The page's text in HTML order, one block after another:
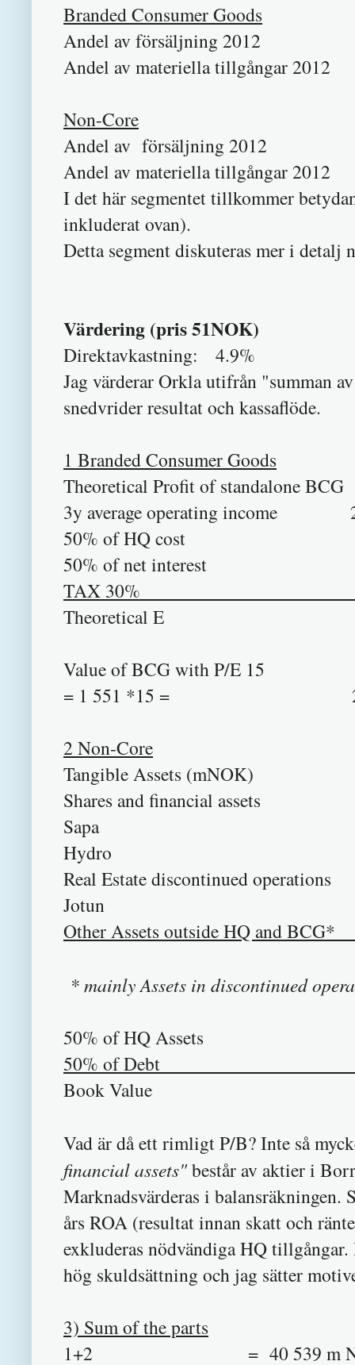
Branded Consumer Goods
Andel av försäljning
Andel av materiella tillgångar
Non-Core
Andel av försäljning
Andel av materiella tillgångar
I det här segmentet tillkommer
inkluderat ovan).
Detta segment diskuteras mer i detalj
Värdering (pris 51NOK)
Direktavkastning: 4.9%
Jag värderar Orkla utifrån "summan
snedvrider resultat och kassaflöde.
1 Branded Consumer Goods
Theoretical Profit of standalone
3y average operating income
50% of HQ cost
50% of net
TAX 30%
Theoretical E
Value of BCG with P/E 15
= 1 551 *15 = 23
2 Non-Core
Tangible Assets
Shares and
Sapa
Hydro
Real Estate discontinued
Jotun
Other Assets outside HQ
* mainly Assets in discontinued
50% of HQ
50% of
Book
Vad är då ett rimligt P/B?Inte så
financial assets"består av aktier i
Marknadsvärderas i balansräkningen.
års ROA (resultat innan skatt och
exkluderas nödvändiga HQ
hög skuldsättning och jag sätter
3) Sum of the parts
1+2 = 40 539 m NOK